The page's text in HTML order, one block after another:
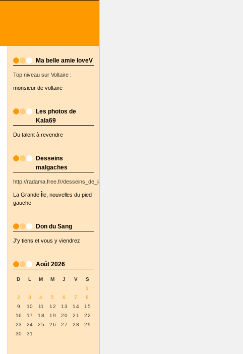
Ma belle amie loveV
Top niveau sur Voltaire :
monsieur de voltaire
Les photos de
Kala69
Du talent à revendre
Desseins
malgaches
http://radama.free.fr/desseins_de_la_semaine/
La Grande Île, nouvelles du pied
gauche
Don du Sang
J'y tiens et vous y viendrez
Août 2026
D L M M J V
S
1
2
3 4 5 6 7
8
9
10 11 12 13 14
15
16
17 18 19 20 21
22
23
24 25 26 27 28
29
30
31